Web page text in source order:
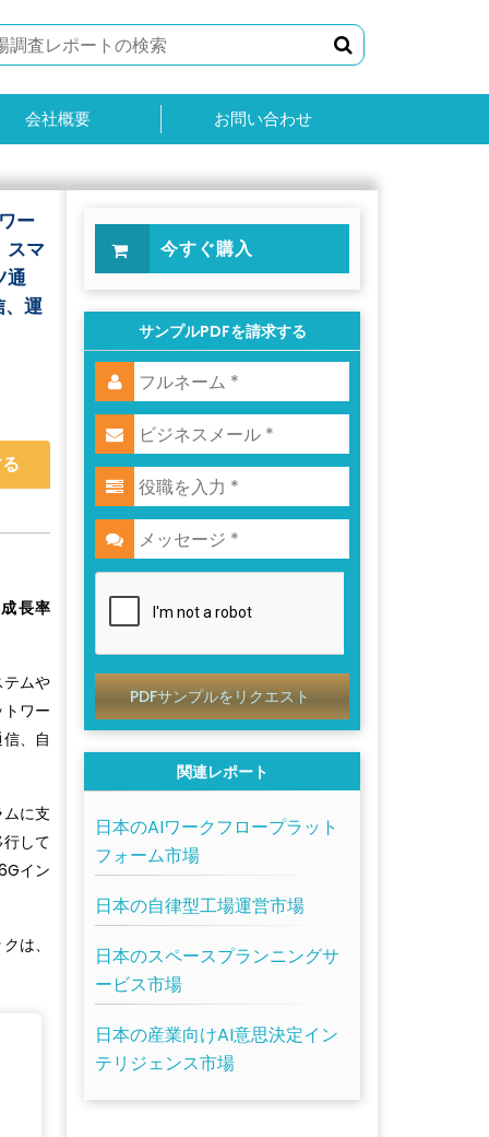
会社概要 お問い合わせ
ー
スマ
通
、運
長率
ムや
ワー
、自
に支
して
イン
は、
今すぐ購入
サンプルPDFを請求する
PDFサンプルをリクエスト
関連レポート
日本のAIワークフロープラット
フォーム市場
日本の自律型工場運営市場
日本のスペースプランニングサ
ービス市場
日本の産業向けAI意思決定イン
テリジェンス市場